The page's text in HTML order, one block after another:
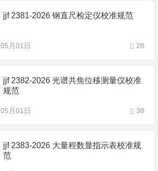
jjf 2381-2026 钢直尺检定仪校准规范
05月01日 28
jjf 2382-2026 光谱共焦位移测量仪校准
规范
05月01日 38
jjf 2383-2026 大量程数显指示表校准规
范